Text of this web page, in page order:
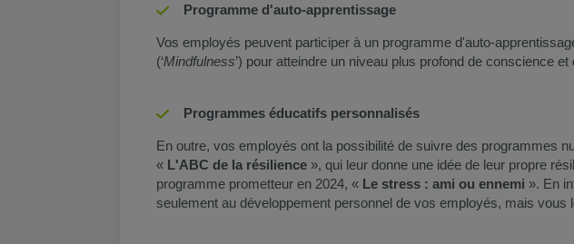
Programme d'auto-apprentissage
Vos employés peuvent participer à un programme d'auto-
(‘Mindfulness’) pour atteindre un niveau plus profond de conscience et
Programmes éducatifs personnalisés
En outre, vos employés ont la possibilité de suivre des programmes
« L'ABC de la résilience », qui leur donne une idée de leur propre
programme prometteur en 2024, « Le stress : ami ou ennemi ». En
seulement au développement personnel de vos employés, mais